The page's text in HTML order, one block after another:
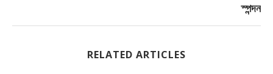
স্পন্দন
RELATED ARTICLES